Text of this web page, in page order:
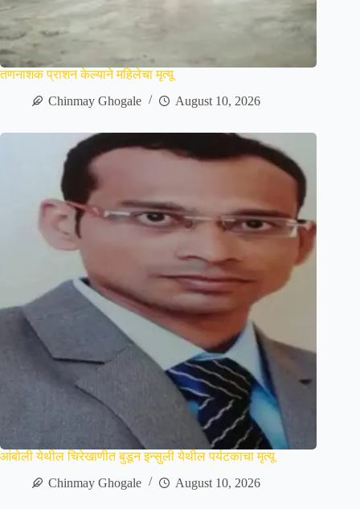
तणनाशक प्राशन केल्याने महिलेचा मृत्यू
Chinmay Ghogale
August 10, 2026
आंबोली येथील चिरेखाणीत बुडून इन्सुली येथील पर्यटकाचा मृत्यू
Chinmay Ghogale
August 10, 2026